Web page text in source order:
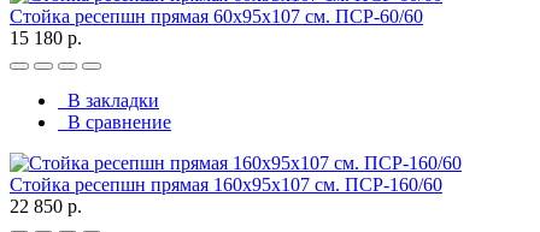
Стойка ресепшн прямая 60х95х107 см. ПСР-60/60
15 180 р.
В закладки
В сравнение
Стойка ресепшн прямая 160х95х107 см. ПСР-160/60
22 850 р.